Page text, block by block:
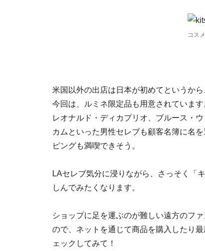
コス
米国以外の出店は日本が初めてというか
今回は、ルミネ限定品も用意されています
レオナルド・ディカプリオ、ブルース・
カムといった男性セレブも顧客名簿に名
ピングも満喫できそう。
LAセレブ気分に浸りながら、さっそく「
しんでみたくなります。
ショップに足を運ぶのが難しい遠方のフ
ので、ネットを通じて商品を購入したり
ェックしてみて！